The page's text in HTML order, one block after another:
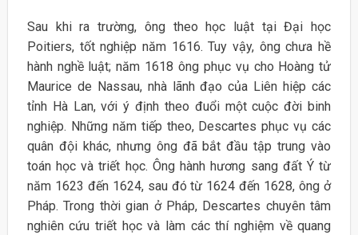
Sau khi ra trường, ông theo học luật tại Đại học
Poitiers, tốt nghiệp năm 1616. Tuy vậy, ông chưa hề
hành nghề luật; năm 1618 ông phục vụ cho Hoàng tử
Maurice de Nassau, nhà lãnh đạo của Liên hiệp các
tỉnh Hà Lan, với ý định theo đuổi một cuộc đời binh
nghiệp. Những năm tiếp theo, Descartes phục vụ các
quân đội khác, nhưng ông đã bắt đầu tập trung vào
toán học và triết học. Ông hành hương sang đất Ý từ
năm 1623 đến 1624, sau đó từ 1624 đến 1628, ông ở
Pháp. Trong thời gian ở Pháp, Descartes chuyên tâm
nghiên cứu triết học và làm các thí nghiệm về quang